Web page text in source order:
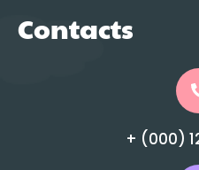
Contacts
+ (000)